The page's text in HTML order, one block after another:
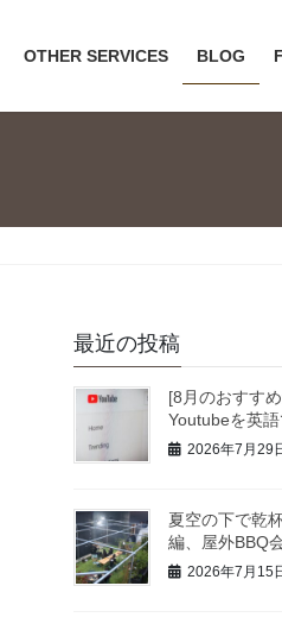
OTHER SERVICES BLOG
最近の投稿
[8月のおすす
Youtubeを英
2026年7月29
夏空の下で乾
編、屋外BBQ
2026年7月15